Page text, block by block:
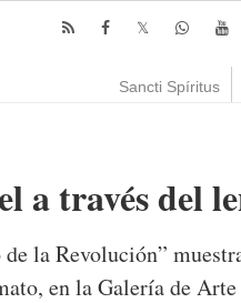
Sancti Spíritus
a través del
la Revolución”
en la Galería de